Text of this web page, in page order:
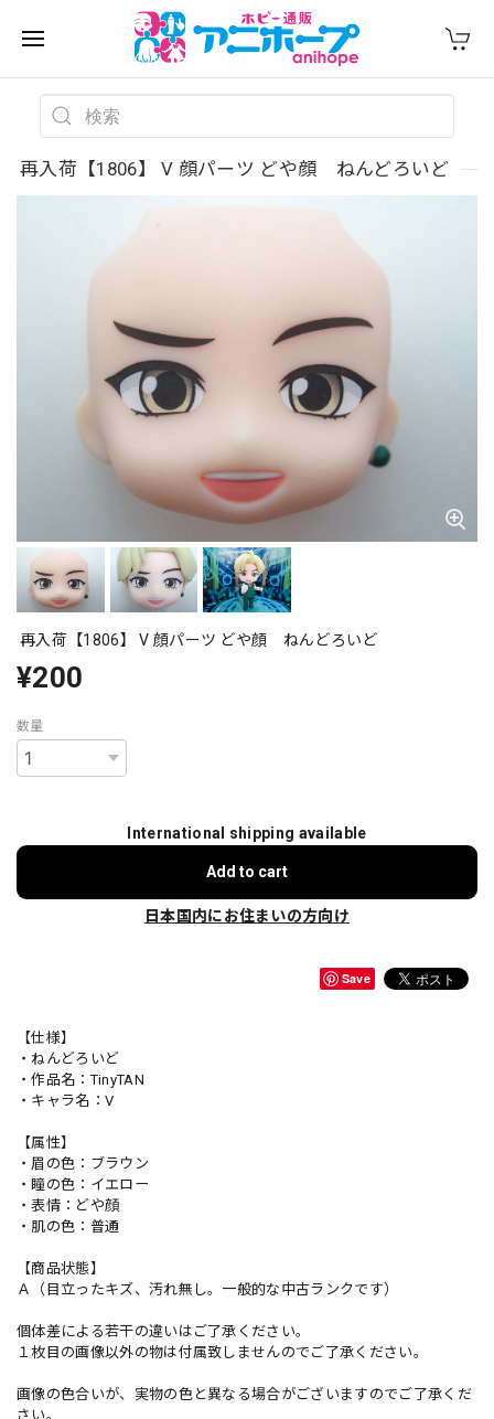
再入荷【1806】 V 顔パーツ どや顔 ねんどろいど
再入荷【1806】 V 顔パーツ どや顔 ねんどろいど
¥200
数量
International shipping available
Add to cart
日本国内にお住まいの方向け
Save
【仕様】
・ねんどろいど
・作品名：TinyTAN
・キャラ名：V
【属性】
・眉の色：ブラウン
・瞳の色：イエロー
・表情：どや顔
・肌の色：普通
【商品状態】
Ａ（目立ったキズ、汚れ無し。一般的な中古ランクです）
個体差による若干の違いはご了承ください。
１枚目の画像以外の物は付属致しませんのでご了承ください。
画像の色合いが、実物の色と異なる場合がございますのでご了承くだ
さい。